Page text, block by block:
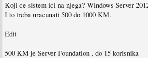
Koji ce sistem ici na njega? Windows Server
I to treba uracunati 500 do 1000 KM.
Edit
500 KM je Server Foundation , do 15 korisnika